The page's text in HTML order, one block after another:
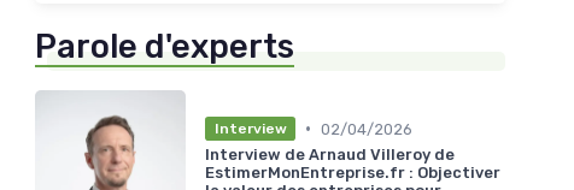
Parole d'experts
Interview • 02/04/2026
Interview de Arnaud Villeroy de
EstimerMonEntreprise.fr : Objectiver